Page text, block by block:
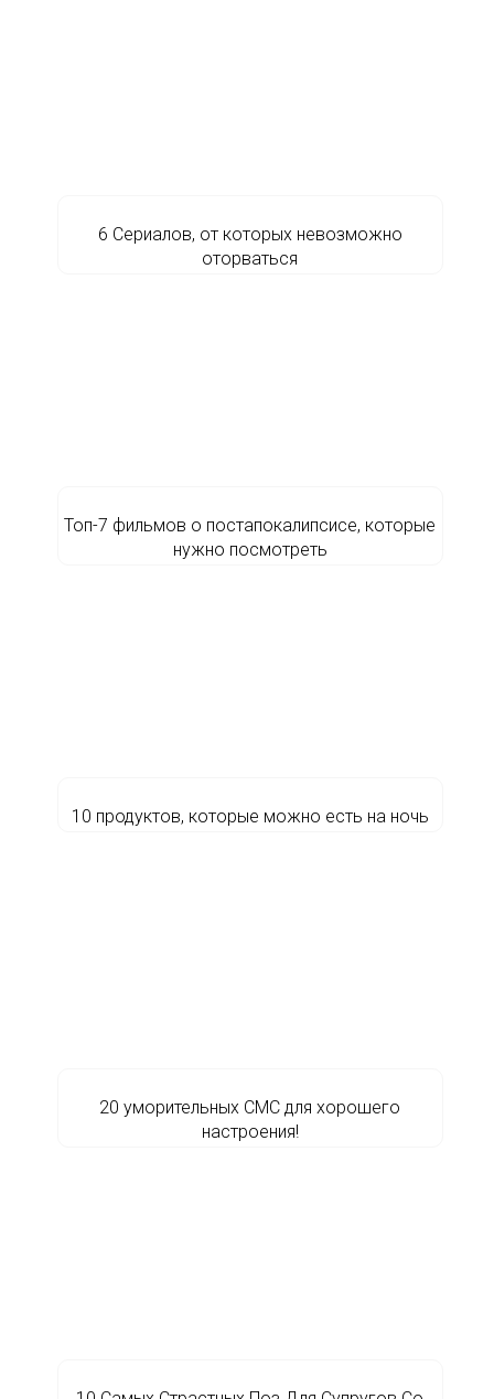
6 Сериалов, от которых невозможно
оторваться
Топ-7 фильмов о постапокалипсисе, которые
нужно посмотреть
10 продуктов, которые можно есть на ночь
20 уморительных СМС для хорошего
настроения!